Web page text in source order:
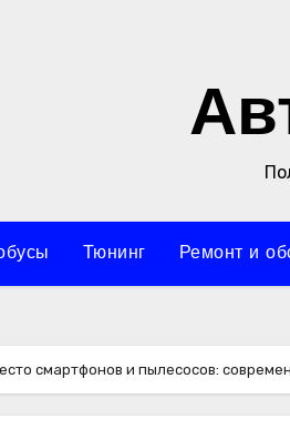
Тюнинг Ремонт и
смартфонов и пылесосов: